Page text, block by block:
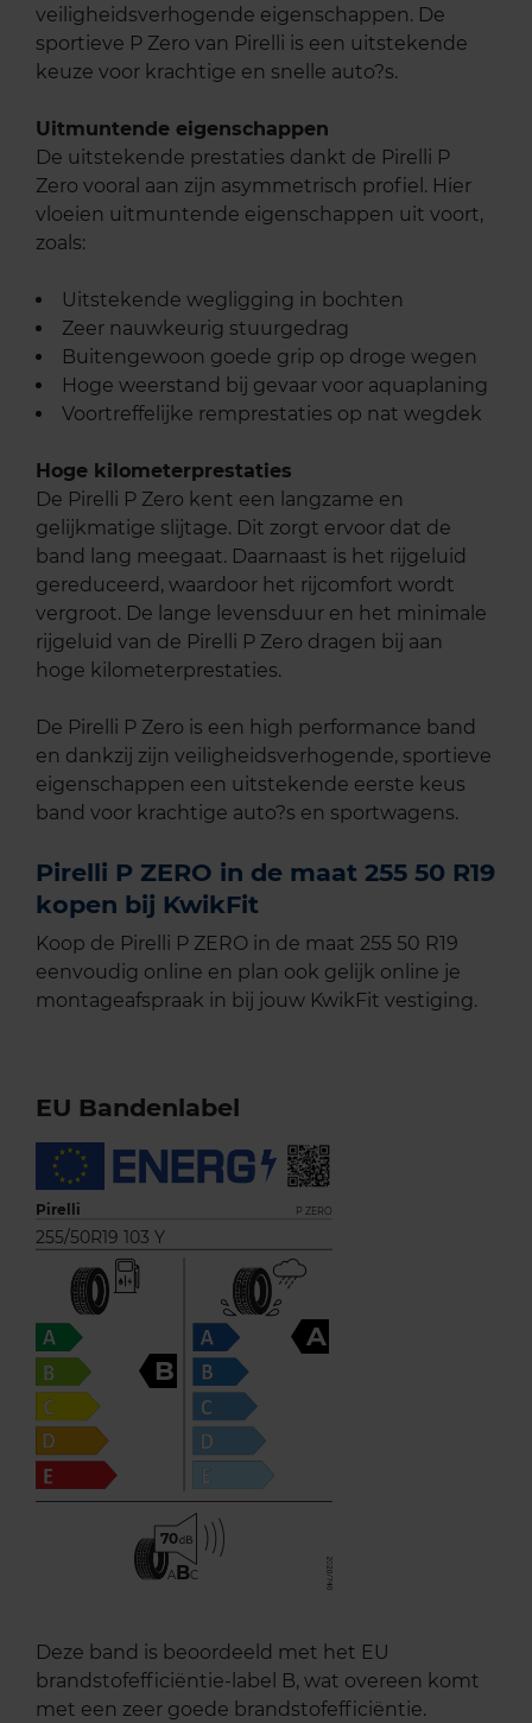
veiligheidsverhogende eigenschappen. De
sportieve P Zero van Pirelli is een uitstekende
keuze voor krachtige en snelle auto?s.
Uitmuntende eigenschappen
De uitstekende prestaties dankt de Pirelli P
Zero vooral aan zijn asymmetrisch profiel. Hier
vloeien uitmuntende eigenschappen uit voort,
zoals:
Uitstekende wegligging in bochten
Zeer nauwkeurig stuurgedrag
Buitengewoon goede grip op droge wegen
Hoge weerstand bij gevaar voor aquaplaning
Voortreffelijke remprestaties op nat wegdek
Hoge kilometerprestaties
De Pirelli P Zero kent een langzame en
gelijkmatige slijtage. Dit zorgt ervoor dat de
band lang meegaat. Daarnaast is het rijgeluid
gereduceerd, waardoor het rijcomfort wordt
vergroot. De lange levensduur en het minimale
rijgeluid van de Pirelli P Zero dragen bij aan
hoge kilometerprestaties.
De Pirelli P Zero is een high performance band
en dankzij zijn veiligheidsverhogende, sportieve
eigenschappen een uitstekende eerste keus
band voor krachtige auto?s en sportwagens.
Pirelli P ZERO in de maat 255 50 R19
kopen bij KwikFit
Koop de Pirelli P ZERO in de maat 255 50 R19
eenvoudig online en plan ook gelijk online je
montageafspraak in bij jouw KwikFit vestiging.
EU Bandenlabel
Pirelli P ZERO
255/50R19 103 Y
B
A
70
ABC
Deze band is beoordeeld met het EU
brandstofefficiëntie-label B, wat overeen komt
met een zeer goede brandstofefficiëntie.